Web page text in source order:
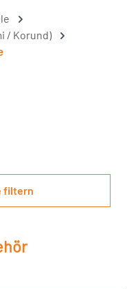
/ Korund)
filtern